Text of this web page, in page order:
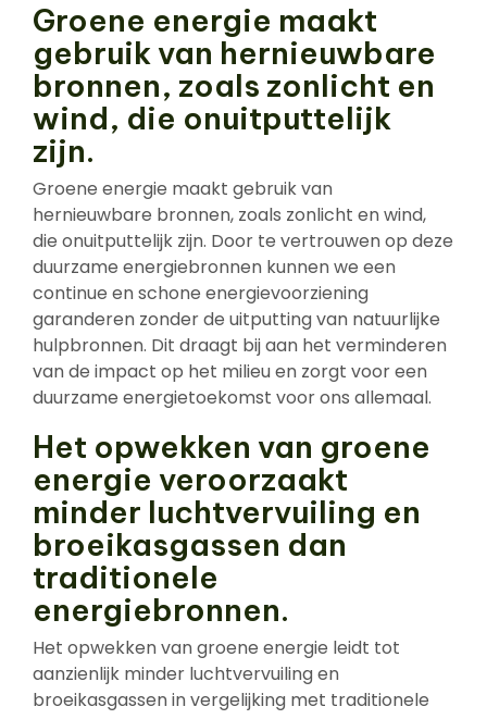
Groene energie maakt
gebruik van hernieuwbare
bronnen, zoals zonlicht en
wind, die onuitputtelijk
zijn.
Groene energie maakt gebruik van
hernieuwbare bronnen, zoals zonlicht en wind,
die onuitputtelijk zijn. Door te vertrouwen op deze
duurzame energiebronnen kunnen we een
continue en schone energievoorziening
garanderen zonder de uitputting van natuurlijke
hulpbronnen. Dit draagt bij aan het verminderen
van de impact op het milieu en zorgt voor een
duurzame energietoekomst voor ons allemaal.
Het opwekken van groene
energie veroorzaakt
minder luchtvervuiling en
broeikasgassen dan
traditionele
energiebronnen.
Het opwekken van groene energie leidt tot
aanzienlijk minder luchtvervuiling en
broeikasgassen in vergelijking met traditionele